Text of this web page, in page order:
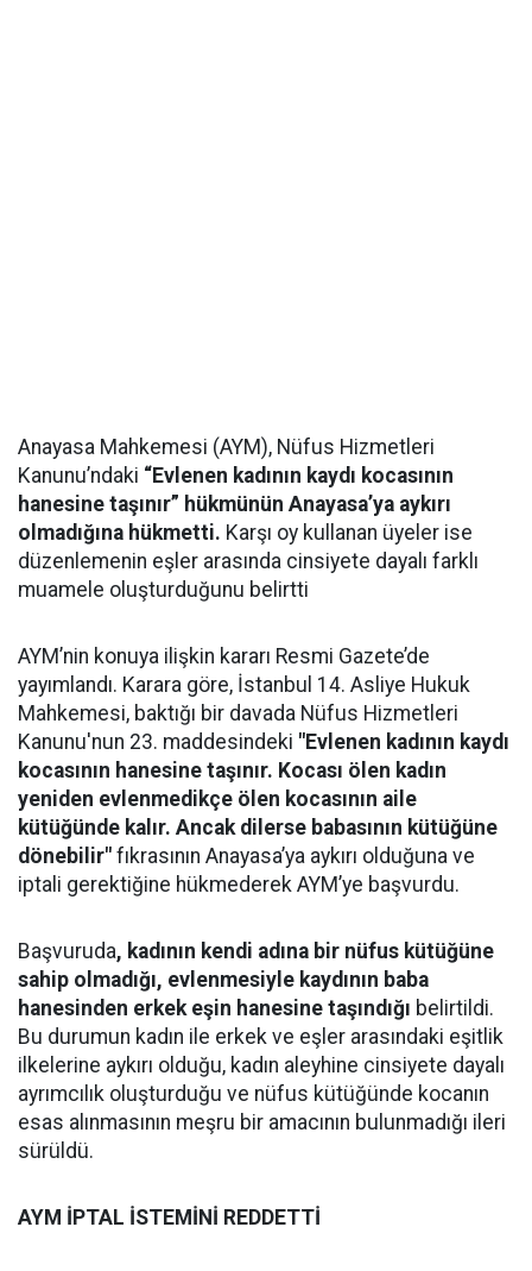
Anayasa Mahkemesi (AYM), Nüfus Hizmetleri
Kanunu’ndaki “Evlenen kadının kaydı kocasının
hanesine taşınır” hükmünün Anayasa’ya aykırı
olmadığına hükmetti. Karşı oy kullanan üyeler ise
düzenlemenin eşler arasında cinsiyete dayalı farklı
muamele oluşturduğunu belirtti
AYM’nin konuya ilişkin kararı Resmi Gazete’de
yayımlandı. Karara göre, İstanbul 14. Asliye Hukuk
Mahkemesi, baktığı bir davada Nüfus Hizmetleri
Kanunu'nun 23. maddesindeki "Evlenen kadının kaydı
kocasının hanesine taşınır. Kocası ölen kadın
yeniden evlenmedikçe ölen kocasının aile
kütüğünde kalır. Ancak dilerse babasının kütüğüne
dönebilir" fıkrasının Anayasa’ya aykırı olduğuna ve
iptali gerektiğine hükmederek AYM’ye başvurdu.
Başvuruda, kadının kendi adına bir nüfus kütüğüne
sahip olmadığı, evlenmesiyle kaydının baba
hanesinden erkek eşin hanesine taşındığı belirtildi.
Bu durumun kadın ile erkek ve eşler arasındaki eşitlik
ilkelerine aykırı olduğu, kadın aleyhine cinsiyete dayalı
ayrımcılık oluşturduğu ve nüfus kütüğünde kocanın
esas alınmasının meşru bir amacının bulunmadığı ileri
sürüldü.
AYM İPTAL İSTEMİNİ REDDETTİ